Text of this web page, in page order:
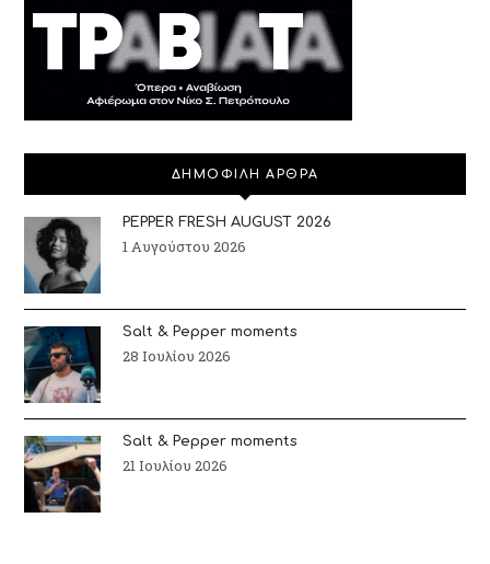
ΔΗΜΟΦΙΛΗ ΑΡΘΡΑ
PEPPER FRESH AUGUST 2026
1 Αυγούστου 2026
Salt & Pepper moments
28 Ιουλίου 2026
Salt & Pepper moments
21 Ιουλίου 2026